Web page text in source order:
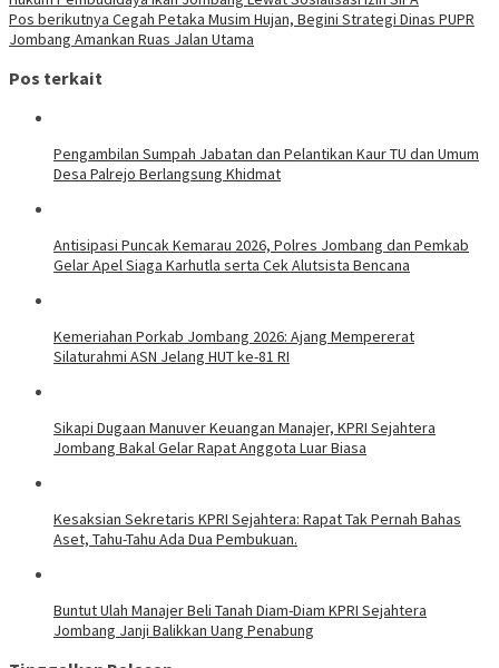
Pos berikutnya Cegah Petaka Musim Hujan, Begini Strategi Dinas PUPR
Jombang Amankan Ruas Jalan Utama
Pos terkait
Pengambilan Sumpah Jabatan dan Pelantikan Kaur TU dan Umum
Desa Palrejo Berlangsung Khidmat
Antisipasi Puncak Kemarau 2026, Polres Jombang dan Pemkab
Gelar Apel Siaga Karhutla serta Cek Alutsista Bencana
Kemeriahan Porkab Jombang 2026: Ajang Mempererat
Silaturahmi ASN Jelang HUT ke-81 RI
Sikapi Dugaan Manuver Keuangan Manajer, KPRI Sejahtera
Jombang Bakal Gelar Rapat Anggota Luar Biasa
Kesaksian Sekretaris KPRI Sejahtera: Rapat Tak Pernah Bahas
Aset, Tahu-Tahu Ada Dua Pembukuan.
Buntut Ulah Manajer Beli Tanah Diam-Diam KPRI Sejahtera
Jombang Janji Balikkan Uang Penabung